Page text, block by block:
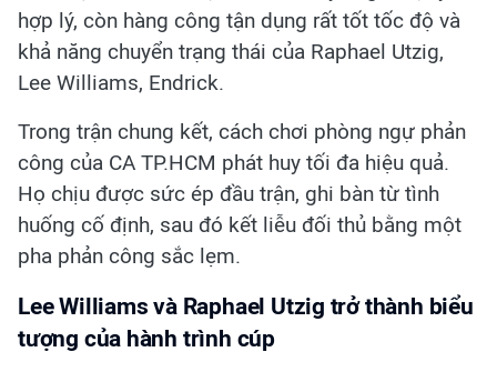
hợp lý, còn hàng công tận dụng rất tốt tốc độ và
khả năng chuyển trạng thái của Raphael Utzig,
Lee Williams, Endrick.
Trong trận chung kết, cách chơi phòng ngự phản
công của CA TP.HCM phát huy tối đa hiệu quả.
Họ chịu được sức ép đầu trận, ghi bàn từ tình
huống cố định, sau đó kết liễu đối thủ bằng một
pha phản công sắc lẹm.
Lee Williams và Raphael Utzig trở thành biểu
tượng của hành trình cúp